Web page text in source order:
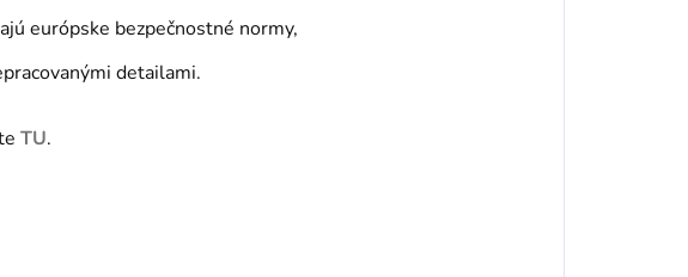
európske bezpečnostné normy,
detailami.
TU.